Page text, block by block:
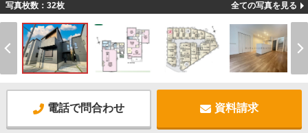
写真枚数：32枚 全ての写真を見る
電話で問合わせ 資料請求